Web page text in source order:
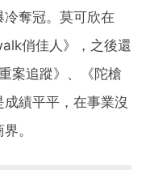
奪冠。莫可欣在
俏佳人》，之後還
案追蹤》、《陀槍
績平平，在事業沒
。